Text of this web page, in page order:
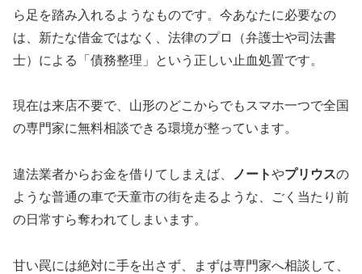
ら足を踏み入れるようなものです。今あなたに必要なの
は、新たな借金ではなく、法律のプロ（弁護士や司法書
士）による「債務整理」という正しい止血処置です。
現在は来店不要で、山形のどこからでもスマホ一つで全国
の専門家に無料相談できる環境が整っています。
違法業者からお金を借りてしまえば、 ノートやプリウスの
ような普通の車で天童市の街を走るような、ごく当たり前
の日常すら奪われてしまいます。
甘い罠には絶対に手を出さず、まずは専門家へ相談して、